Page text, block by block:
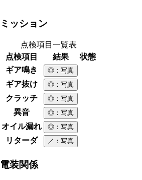
ミッション
点検項目一覧表
点検項目
結果
状態
ギア鳴き
◎ ：写真
ギア抜け ◎ ：写真
クラッチ ◎ ：写真
異音 ◎ ：写真
オイル漏れ ◎ ：写真
リターダ ／ ：写真
電装関係